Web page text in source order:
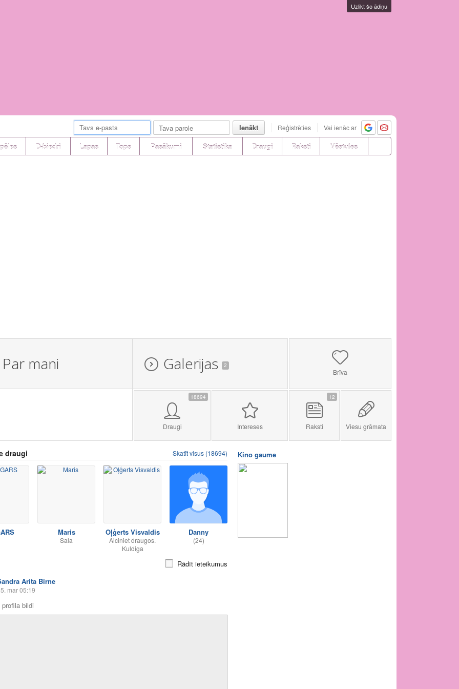
Uzlikt šo ādiņu
Ienākt Reģistrēties Vai ienāc ar
D-biedri Lapas Tops Pasākumi Statistika Draugi Raksti Vēstules
Par mani Galerijas 2
Brīva
18694
Draugi Intereses
12
Raksti Viesu grāmata
draugi Skatīt visus (18694)
Maris
Sala
Oļģerts Visvaldis
Aiciniet draugos.
Kuldiga
Danny
(24)
Rādīt ieteikumus
Arita Birne
mar 05:19
bildi
Kino gaume